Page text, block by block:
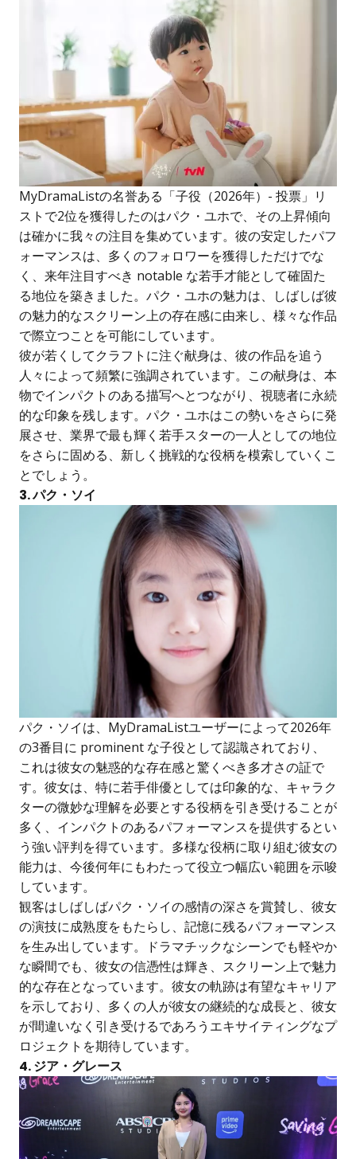
MyDramaListの名誉ある「子役（2026年）- 投票」リ
ストで2位を獲得したのはパク・ユホで、その上昇傾向
は確かに我々の注目を集めています。彼の安定したパフ
ォーマンスは、多くのフォロワーを獲得しただけでな
く、来年注目すべき notable な若手才能として確固た
る地位を築きました。パク・ユホの魅力は、しばしば彼
の魅力的なスクリーン上の存在感に由来し、様々な作品
で際立つことを可能にしています。
彼が若くしてクラフトに注ぐ献身は、彼の作品を追う
人々によって頻繁に強調されています。この献身は、本
物でインパクトのある描写へとつながり、視聴者に永続
的な印象を残します。パク・ユホはこの勢いをさらに発
展させ、業界で最も輝く若手スターの一人としての地位
をさらに固める、新しく挑戦的な役柄を模索していくこ
とでしょう。
3. パク・ソイ
パク・ソイは、MyDramaListユーザーによって2026年
の3番目に prominent な子役として認識されており、
これは彼女の魅惑的な存在感と驚くべき多才さの証で
す。彼女は、特に若手俳優としては印象的な、キャラク
ターの微妙な理解を必要とする役柄を引き受けることが
多く、インパクトのあるパフォーマンスを提供するとい
う強い評判を得ています。多様な役柄に取り組む彼女の
能力は、今後何年にもわたって役立つ幅広い範囲を示唆
しています。
観客はしばしばパク・ソイの感情の深さを賞賛し、彼女
の演技に成熟度をもたらし、記憶に残るパフォーマンス
を生み出しています。ドラマチックなシーンでも軽やか
な瞬間でも、彼女の信憑性は輝き、スクリーン上で魅力
的な存在となっています。彼女の軌跡は有望なキャリア
を示しており、多くの人が彼女の継続的な成長と、彼女
が間違いなく引き受けるであろうエキサイティングなプ
ロジェクトを期待しています。
4. ジア・グレース